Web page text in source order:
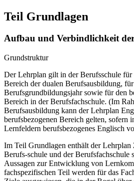
Teil Grundlagen
Aufbau und Verbindlichkeit
Grundstruktur
Der Lehrplan gilt in der Berufsschule für
Bereich der dualen Berufsausbildung,
Berufsgrundbildungsjahr sowie für den
Bereich in der Berufsfachschule. (Im
Berufsausbildung kann der Lehrplan
berufsbezogenen Bereich gelten, sofern
Lernfeldern berufsbezogenes Englisch
Im Teil Grundlagen enthält der
Berufs-schule und der Berufsfachschule
Aussagen zur Entwicklung von
fachspezifischen Teil werden für das